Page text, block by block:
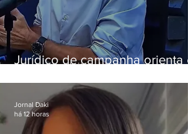
Jurídico de campanha orienta e
da Band
Jornal Daki
há 12 horas